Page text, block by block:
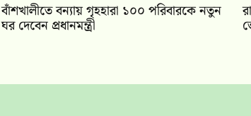
বাঁশখালীতে বন্যায় গৃহহারা ১০০ পরিবারকে নতুন
ঘর দেবেন প্রধানমন্ত্রী